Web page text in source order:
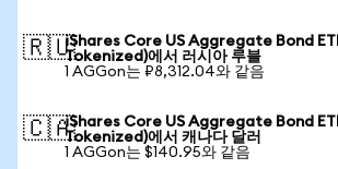
🇷🇺iShares Core US Aggregate Bond
Tokenized)에서 러시아 루블
1 AGGon는 ₽8,312.04와 같음
🇨🇦iShares Core US Aggregate Bond
Tokenized)에서 캐나다 달러
1 AGGon는 $140.95와 같음